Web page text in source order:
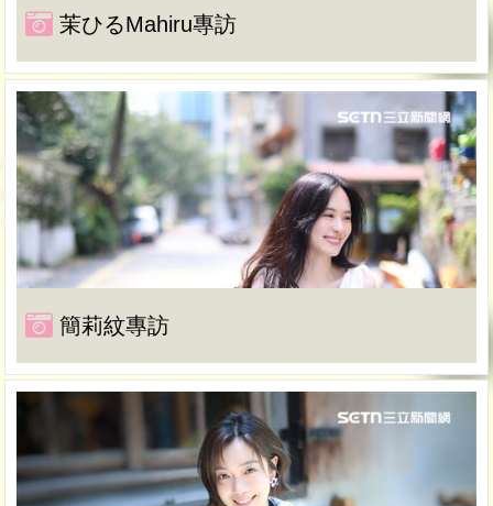
茉ひるMahiru專訪
簡莉紋專訪